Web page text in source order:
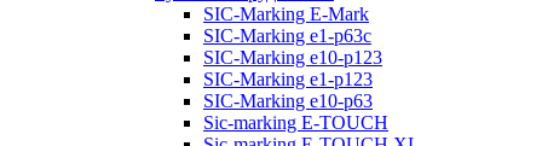
SIC-Marking E-Mark
SIC-Marking e1-p63с
SIC-Marking e10-p123
SIC-Marking e1-p123
SIC-Marking e10-p63
Sic-marking E-TOUCH